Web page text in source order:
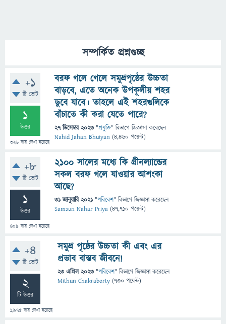
সম্পর্কিত প্রশ্নগুচ্ছ
+1
টি ভোট
1
উত্তর
326 বার দেখা হয়েছে
বরফ গলে গেলে সমুদ্রপৃষ্ঠের উচ্চতা
বাড়বে, এতে অনেক উপকূলীয় শহর
ডুবে যাবে। তাহলে এই শহরগুলিকে
বাঁচাতে কী করা যেতে পারে?
27 ডিসেম্বর 2023 "প্রযুক্তি" বিভাগে জিজ্ঞাসাকরেছেন
Nahid Jahan Bhuiyan (4,460 পয়েন্ট)
+8
টি ভোট
1
উত্তর
409 বার দেখা হয়েছে
২১০০ সালের মধ্যে কি গ্রীনল্যান্ডের
সকল বরফ গলে যাওয়ার আশংকা
আছে?
31 জানুয়ারি 2021 "পরিবেশ" বিভাগে জিজ্ঞাসাকরেছেন
Samsun Nahar Priya (47,710 পয়েন্ট)
+4
টি ভোট
2
টি উত্তর
1,975 বার দেখা হয়েছে
সমুদ্র পৃষ্ঠের উচ্চতা কী এবং এর
প্রভাব বাস্তব জীবনে!
23 এপ্রিল 2023 "পরিবেশ" বিভাগে জিজ্ঞাসাকরেছেন
Mithun Chakraborty (730 পয়েন্ট)